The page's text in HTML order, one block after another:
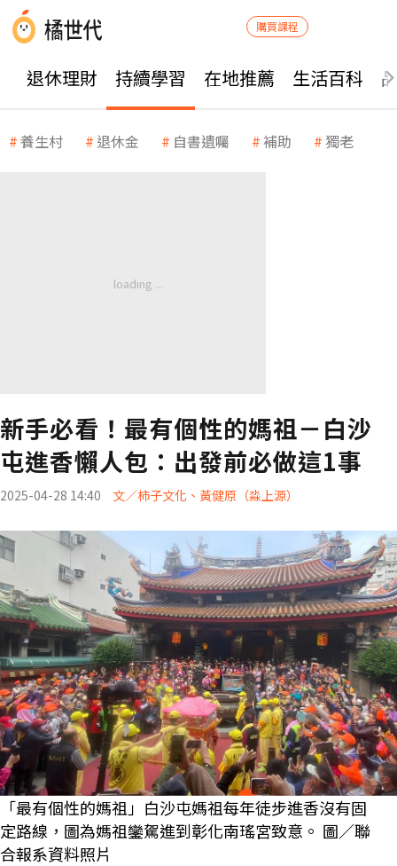
購買課程
退休理財 持續學習 在地推薦 生活百科
養生村 退休金 自書遺囑 補助 獨老
新手必看！最有個性的媽祖－白沙
屯進香懶人包：出發前必做這1事
2025-04-28 14:40 文／柿子文化、黃健原（淼上源）
「最有個性的媽祖」白沙屯媽祖每年徒步進香沒有固
定路線，圖為媽祖鑾駕進到彰化南瑤宮致意。 圖／聯
合報系資料照片